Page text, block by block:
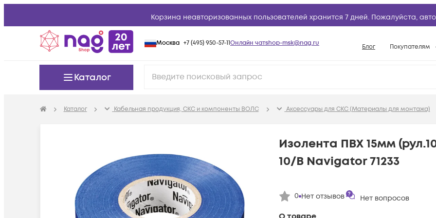
Корзина неавторизованных пользователей хранится 7 дней. Пожалуйста,
Москва +7 (495) 950-57-11Онлайн чатshop-msk@nag.ru Блог Покупателям
Условия
Возврат
Вопросы и
Конфигураторы
Каталог
Каталог Кабельная продукция, СКС и компоненты ВОЛС Аксессуары для СКС (Материалы для монтажа)
Изолента ПВХ 15мм
10/B Navigator 71233
0 Нет отзывов Нет вопросов